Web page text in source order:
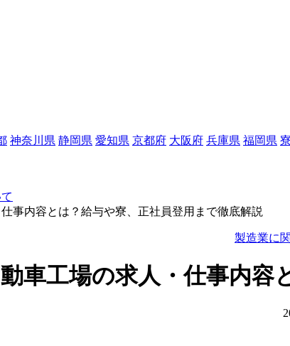
神奈川県 静岡県 愛知県 京都府 大阪府 兵庫県 福岡県
事内容とは？給与や寮、正社員登用まで徹底解説
製造業に
動車工場の求人・仕事内